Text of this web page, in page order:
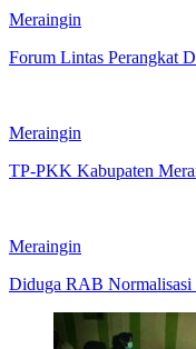
Meraingin
Forum Lintas Perangkat
Meraingin
TP-PKK Kabupaten
Meraingin
Diduga RAB Normalisasi